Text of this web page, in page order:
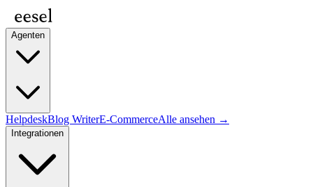
Agenten
HelpdeskBlog WriterE-CommerceAlle ansehen →
Integrationen